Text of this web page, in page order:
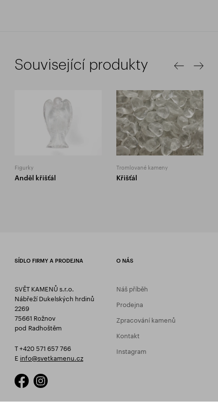
Související produkty
Figurky
Anděl křišťál
Tromlované kameny
Křišťál
SÍDLO FIRMY A PRODEJNA
SVĚT KAMENŮ s.r.o.
Nábřeží Dukelských hrdinů
2269
75661 Rožnov
pod Radhoštěm
T +420 571 657 766
E info@svetkamenu.cz
O NÁS
Náš příběh
Prodejna
Zpracování kamenů
Kontakt
Instagram